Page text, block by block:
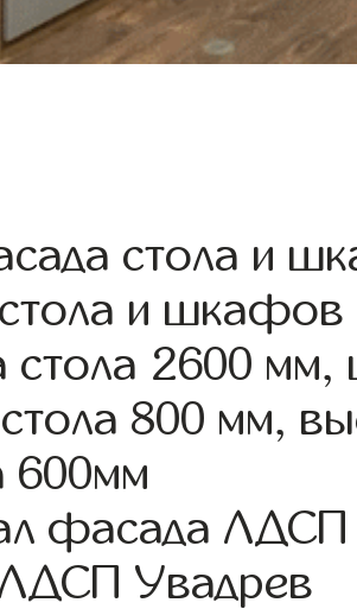
стола и
и шкафов
2600
800 мм,
600мм
фасада ЛДСП
Увадрев